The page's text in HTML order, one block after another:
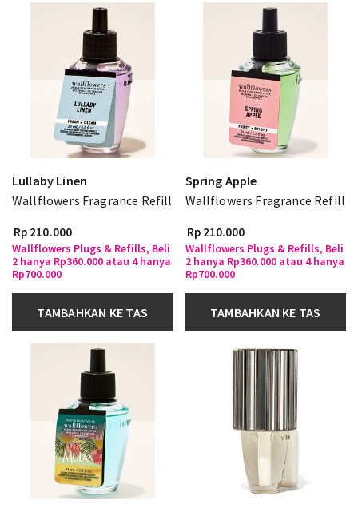
Lullaby Linen
Wallflowers Fragrance Refill
Rp 210.000
Wallflowers Plugs & Refills, Beli
2 hanya Rp360.000 atau 4 hanya
Rp700.000
TAMBAHKAN KE TAS
Spring Apple
Wallflowers Fragrance Refill
Rp 210.000
Wallflowers Plugs & Refills, Beli
2 hanya Rp360.000 atau 4 hanya
Rp700.000
TAMBAHKAN KE TAS